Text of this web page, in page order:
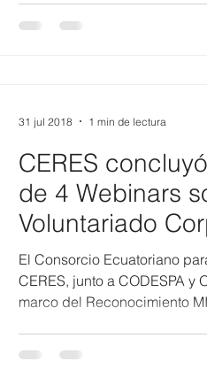
CERES
de 4 Webinars
Voluntariado
El Consorcio Ecuatoriano
CERES, junto a CODESPA y
marco del Reconocimiento
31 jul 2018 1 min de lectura